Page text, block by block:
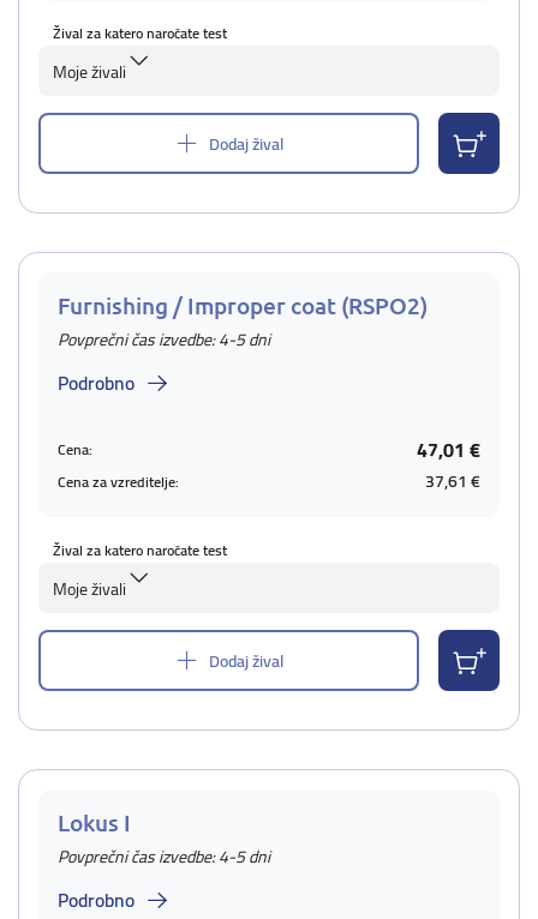
Žival za katero naročate test
Moje živali
Dodaj žival
Furnishing / Improper coat (RSPO2)
Povprečni čas izvedbe: 4-5 dni
Podrobno
Cena: 47,01 €
Cena za vzreditelje: 37,61 €
Žival za katero naročate test
Moje živali
Dodaj žival
Lokus I
Povprečni čas izvedbe: 4-5 dni
Podrobno